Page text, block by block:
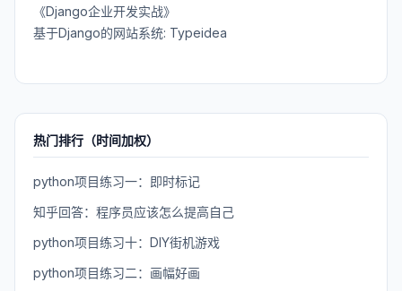
《Django企业开发实战》
基于Django的网站系统: Typeidea
热门排行（时间加权）
python项目练习一：即时标记
知乎回答：程序员应该怎么提高自己
python项目练习十：DIY街机游戏
python项目练习二：画幅好画